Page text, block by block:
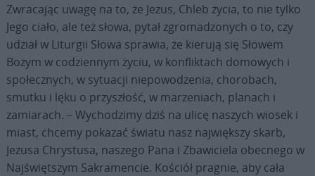
Zwracając uwagę na to, że Jezus, Chleb życia, to nie tylko
Jego ciało, ale też słowa, pytał zgromadzonych o to, czy
udział w Liturgii Słowa sprawia, że kierują się Słowem
Bożym w codziennym życiu, w konfliktach domowych i
społecznych, w sytuacji niepowodzenia, chorobach,
smutku i lęku o przyszłość, w marzeniach, planach i
zamiarach. – Wychodzimy dziś na ulicę naszych wiosek i
miast, chcemy pokazać światu nasz największy skarb,
Jezusa Chrystusa, naszego Pana i Zbawiciela obecnego w
Najświętszym Sakramencie. Kościół pragnie, aby cała